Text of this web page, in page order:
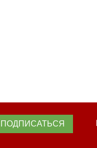
ПОДПИСАТЬСЯ